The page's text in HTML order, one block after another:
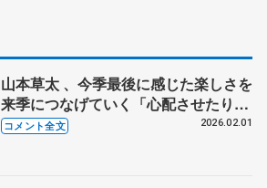
山本草太 、今季最後に感じた楽しさを
来季につなげていく「心配させたり、
悔しい思いもあったと思うけど、応援
コメント全文 2026.02.01